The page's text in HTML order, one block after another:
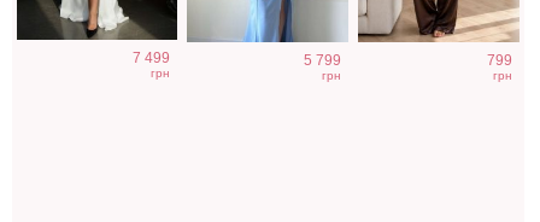
7 499
грн
5 799
грн
799
грн
Длинное белое
вечернее платье
на запах для
Футболка
однотонная
белого цвета на
Светлое
атласное платье